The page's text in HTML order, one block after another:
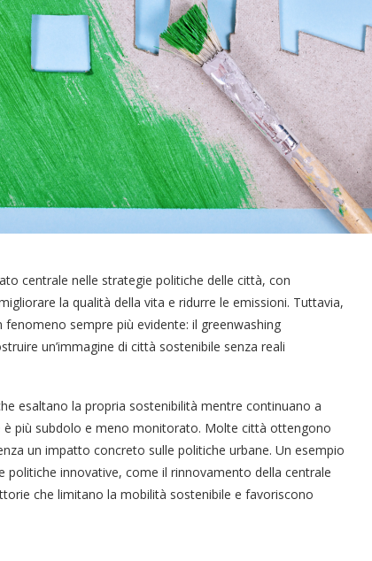
centrale nelle strategie politiche delle città, con
la qualità della vita e ridurre le emissioni. Tuttavia,
sempre più evidente: il greenwashing
un’immagine di città sostenibile senza reali
esaltano la propria sostenibilità mentre continuano a
è più subdolo e meno monitorato. Molte città ottengono
un impatto concreto sulle politiche urbane. Un esempio
politiche innovative, come il rinnovamento della centrale
che limitano la mobilità sostenibile e favoriscono